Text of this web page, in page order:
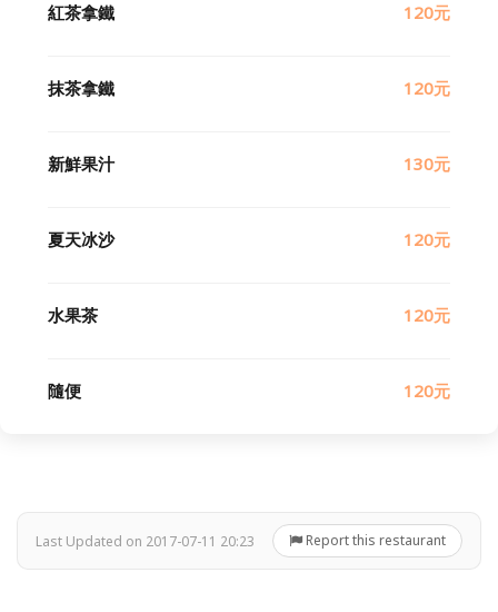
紅茶拿鐵 120元
抹茶拿鐵 120元
新鮮果汁 130元
夏天冰沙 120元
水果茶 120元
隨便 120元
Last Updated on 2017-07-11 20:23 Report this restaurant